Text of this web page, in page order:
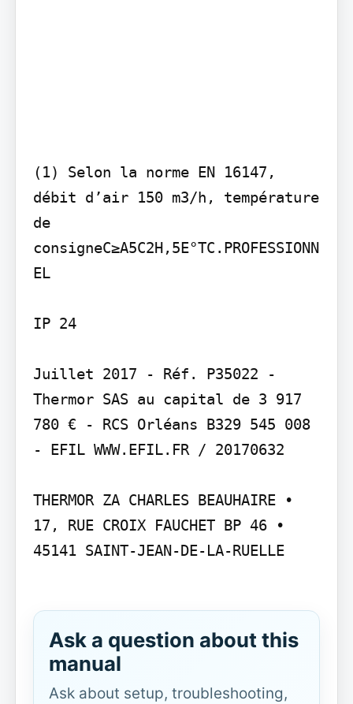
(1) Selon la norme EN 16147,
débit d’air 150 m3/h, température
de
consigneC≥A5C2H,5E°TC.PROFESSIONN
EL
IP 24
Juillet 2017 - Réf. P35022 -
Thermor SAS au capital de 3 917
780 € - RCS Orléans B329 545 008
- EFIL WWW.EFIL.FR / 20170632
THERMOR ZA CHARLES BEAUHAIRE •
17, RUE CROIX FAUCHET BP 46 •
45141 SAINT-JEAN-DE-LA-RUELLE
Ask a question about this
manual
Ask about setup, troubleshooting,